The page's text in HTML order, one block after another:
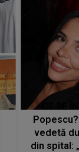
vedetă
din spital: